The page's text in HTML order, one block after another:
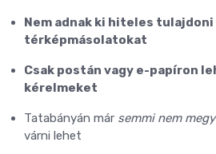
Nem adnak ki hiteles
térképmásolatokat
Csak postán vagy e-papíron
kérelmeket
Tatabányán már semmi nem
várni lehet